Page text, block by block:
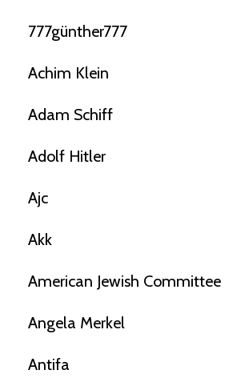
777günther777
Achim Klein
Adam Schiff
Adolf Hitler
Ajc
Akk
American Jewish Committee
Angela Merkel
Antifa